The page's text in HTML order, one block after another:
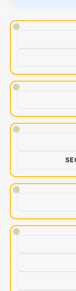
!
!
!
!
!